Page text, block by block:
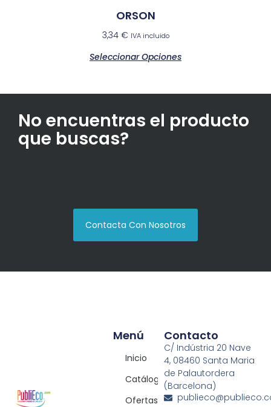
ORSON
3,34 € IVA incluido
Seleccionar Opciones
No encuentras el producto
que buscas?
Contacta Con Nosotros
Menú
Inicio
Catálogos
Ofertas
Contacto
C/ Indústria 20 Nave
4, 08460 Santa Maria
de Palautordera
(Barcelona)